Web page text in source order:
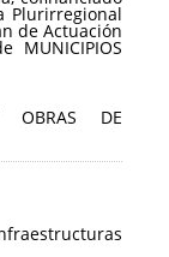
Plurirregional
de Actuación
OBRAS DE